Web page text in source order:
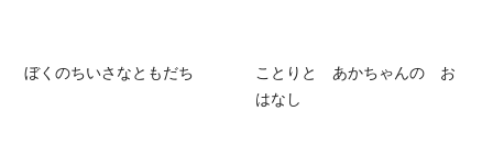
ぼくのちいさなともだち
ことりと あかちゃんの お
はなし